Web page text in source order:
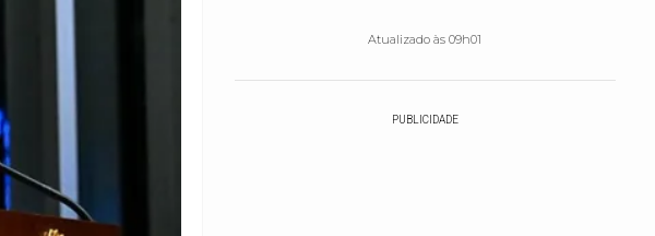
Atualizado às 09h01
PUBLICIDADE